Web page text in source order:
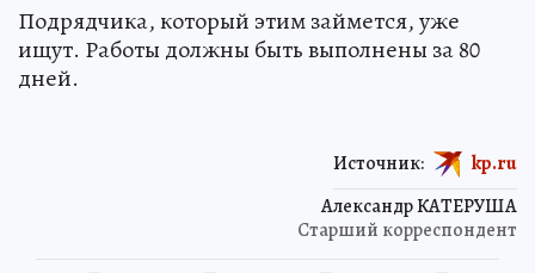
Подрядчика, который этим займется, уже
ищут. Работы должны быть выполнены за 80
дней.
Александр КАТЕРУША
Старший корреспондент
Источник: kp.ru